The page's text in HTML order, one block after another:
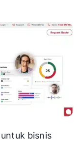
bisnis